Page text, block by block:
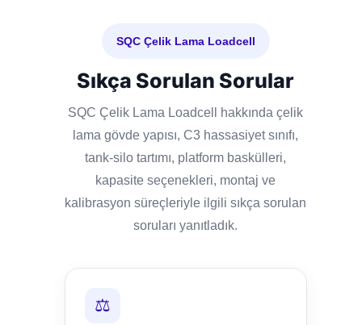
SQC Çelik Lama Loadcell
Sıkça Sorulan Sorular
SQC Çelik Lama Loadcell hakkında çelik
lama gövde yapısı, C3 hassasiyet sınıfı,
tank-silo tartımı, platform baskülleri,
kapasite seçenekleri, montaj ve
kalibrasyon süreçleriyle ilgili sıkça sorulan
soruları yanıtladık.
⚖️